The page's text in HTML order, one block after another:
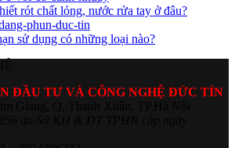
rót chất lỏng, nước rửa tay ở đâu?
sử dụng có những loại nào?
ĐẦU TƯ VÀ CÔNG NGHỆ ĐỨC TÍN